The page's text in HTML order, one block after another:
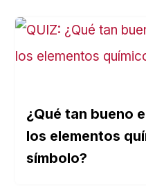
¿Qué tan bueno
los elementos
símbolo?